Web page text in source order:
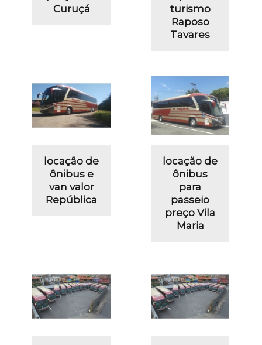
Curuçá
turismo
Raposo
Tavares
locação de
ônibus e
van valor
República
locação de
ônibus
para
passeio
preço Vila
Maria